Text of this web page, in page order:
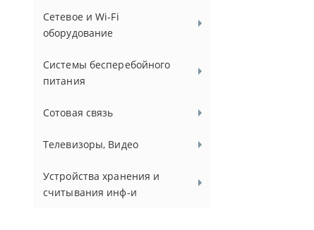
Сетевое и Wi-Fi
оборудование
Системы бесперебойного
питания
Сотовая связь
Телевизоры, Видео
Устройства хранения и
считывания инф-и